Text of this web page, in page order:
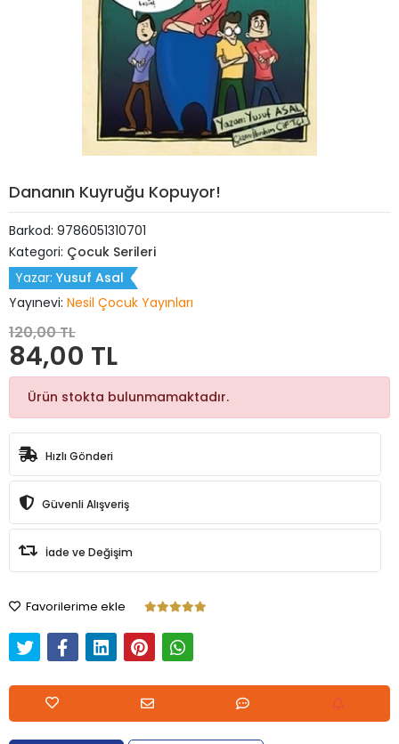
Dananın Kuyruğu Kopuyor!
Barkod: 9786051310701
Kategori: Çocuk Serileri
Yazar: Yusuf Asal
Yayınevi: Nesil Çocuk Yayınları
120,00 TL
84,00 TL
Ürün stokta bulunmamaktadır.
Hızlı Gönderi
Güvenli Alışveriş
İade ve Değişim
Favorilerime ekle